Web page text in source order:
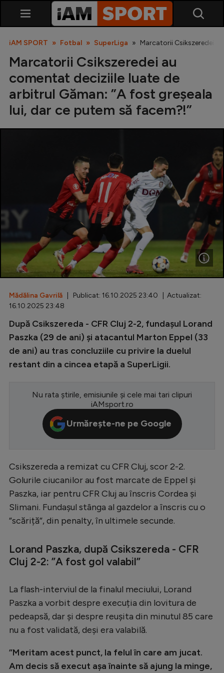
SuperLiga
Cupa României
Echipa Națională
U21
Fotbal feminin
Special
Diverse
Inedit
Clasamente
Champions League
Europa League
CM 2026
Premier League
Serie A
Bundesliga
Ligue 1
Campionate
EURO 2024
Clasamente
Handbal
iAM SPORT Fotbal SuperLiga Marcatorii Csikszeredei
Marcatorii Csikszeredei au
comentat deciziile luate de
arbitrul Găman: ”A fost greșeala
lui, dar ce putem să facem?!”
Mădălina Gavrilă | Publicat: 16.10.2025 23:40 | Actualizat:
16.10.2025 23:48
După Csikszereda - CFR Cluj 2-2, fundașul Lorand
Paszka (29 de ani) și atacantul Marton Eppel (33
de ani) au tras concluziile cu privire la duelul
restant din a cincea etapă a SuperLigii.
Nu rata știrile, emisiunile și cele mai tari clipuri
iAMsport.ro
Urmărește-ne pe Google
Csikszereda a remizat cu CFR Cluj, scor 2-2.
Golurile ciucanilor au fost marcate de Eppel și
Paszka, iar pentru CFR Cluj au înscris Cordea și
Slimani. Fundașul stânga al gazdelor a înscris cu o
”scăriță”, din penalty, în ultimele secunde.
Lorand Paszka, după Csikszereda - CFR
Cluj 2-2: ”A fost gol valabil”
La flash-interviul de la finalul meciului, Lorand
Paszka a vorbit despre execuția din lovitura de
pedeapsă, dar și despre reușita din minutul 85 care
nu a fost validată, deși era valabilă.
”Meritam acest punct, la felul în care am jucat.
Am decis să execut așa înainte să ajung la minge,